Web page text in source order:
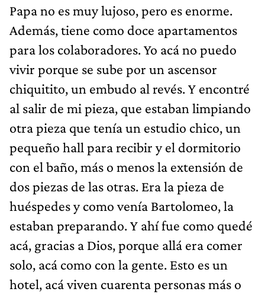
Papa no es muy lujoso, pero es enorme.
Además, tiene como doce apartamentos
para los colaboradores. Yo acá no puedo
vivir porque se sube por un ascensor
chiquitito, un embudo al revés. Y encontré
al salir de mi pieza, que estaban limpiando
otra pieza que tenía un estudio chico, un
pequeño hall para recibir y el dormitorio
con el baño, más o menos la extensión de
dos piezas de las otras. Era la pieza de
huéspedes y como venía Bartolomeo, la
estaban preparando. Y ahí fue como quedé
acá, gracias a Dios, porque allá era comer
solo, acá como con la gente. Esto es un
hotel, acá viven cuarenta personas más o